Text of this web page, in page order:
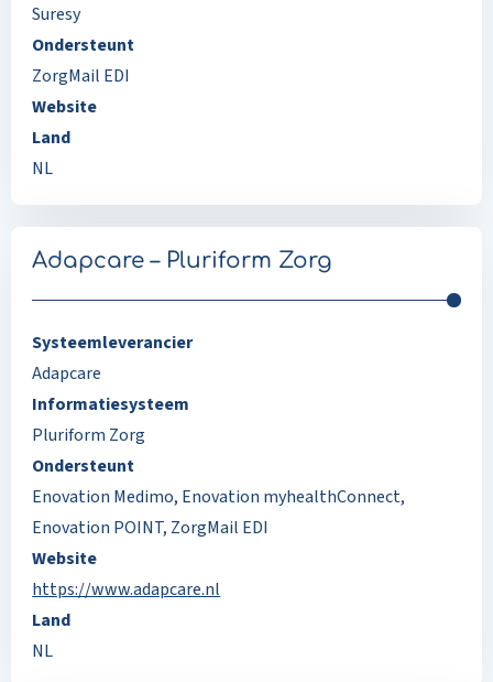
Suresy
Ondersteunt
ZorgMail EDI
Website
Land
NL
Adapcare – Pluriform Zorg
Systeemleverancier
Adapcare
Informatiesysteem
Pluriform Zorg
Ondersteunt
Enovation Medimo, Enovation myhealthConnect,
Enovation POINT, ZorgMail EDI
Website
https://www.adapcare.nl
Land
NL